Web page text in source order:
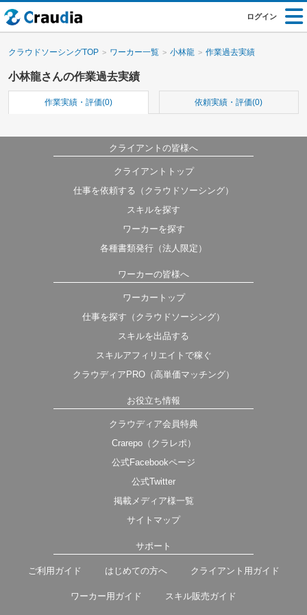
ログイン
クラウドソーシングTOP ワーカー一覧 小林龍 作業過去実績
小林龍さんの作業過去実績
作業実績・評価(0) 依頼実績・評価(0)
クライアントの皆様へ
クライアントトップ
仕事を依頼する（クラウドソーシング）
スキルを探す
ワーカーを探す
各種書類発行（法人限定）
ワーカーの皆様へ
ワーカートップ
仕事を探す（クラウドソーシング）
スキルを出品する
スキルアフィリエイトで稼ぐ
クラウディアPRO（高単価マッチング）
お役立ち情報
クラウディア会員特典
Crarepo（クラレポ）
公式Facebookページ
公式Twitter
掲載メディア様一覧
サイトマップ
サポート
ご利用ガイド はじめての方へ クライアント用ガイド
ワーカー用ガイド スキル販売ガイド